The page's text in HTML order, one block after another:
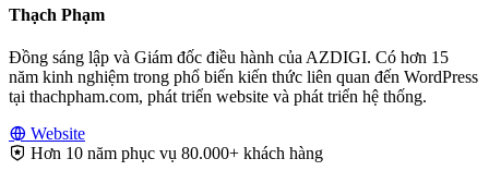
Thạch Phạm
Đồng sáng lập và Giám đốc điều hành của AZDIGI. Có hơn 15
năm kinh nghiệm trong phổ biến kiến thức liên quan đến WordPress
tại thachpham.com, phát triển website và phát triển hệ thống.
Website
Hơn 10 năm phục vụ 80.000+ khách hàng